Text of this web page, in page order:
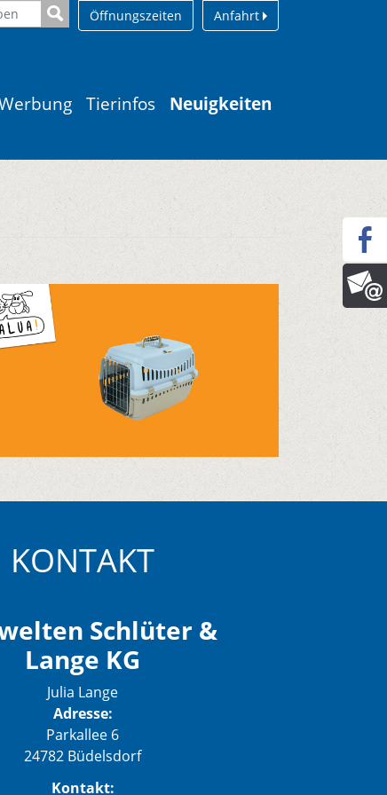
Öffnungszeiten Anfahrt
Tierinfos Neuigkeiten
KONTAKT
Schlüter &
Lange KG
Julia Lange
Adresse:
Parkallee 6
24782 Büdelsdorf
Kontakt: